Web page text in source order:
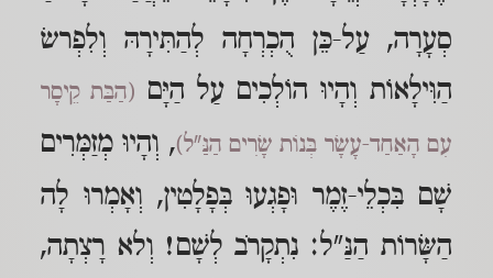
סְעָרָה, עַל-כֵּן הֻכְרְחָה לְהַתִּירָהּ וְלִפְרשׂ
הַוִּילָאוֹת וְהָיוּ הוֹלְכִים עַל הַיָּם (הַבַּת קֵיסָר
עִם הָאַחַד-עָשָׂר בְּנוֹת שָׂרִים הַנַּ"ל), וְהָיוּ מְזַמְּרִים
שָׁם בִּכְלֵי-זֶמֶר וּפָגְעוּ בְּפָלָטִין, וְאָמְרוּ לָה
הַשָּׂרוֹת הַנַּ"ל: נִתְקָרֹב לְשָׁם! וְלא רָצְתָה,